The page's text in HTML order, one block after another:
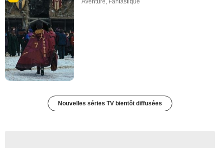
Aventure, Fantastique
Nouvelles séries TV bientôt diffusées